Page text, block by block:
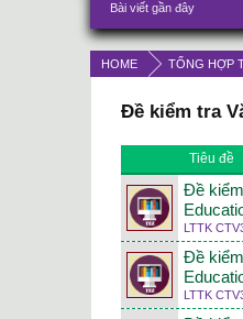
HOME TỔNG HỢP
Đề kiểm tra
Tiêu đề
Đề
LTTK
Đề
LTTK
Bài viết gần đây